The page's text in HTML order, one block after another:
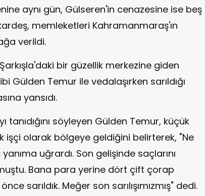
aynı gün, Gülseren'in cenazesine ise beş
memleketleri Kahramanmaraş'ın
verildi.
bir güzellik merkezine giden
Gülden Temur ile vedalaşırken sarıldığı
yansıdı.
tanıdığını söyleyen Gülden Temur, küçük
işçi olarak bölgeye geldiğini belirterek, "Ne
uğrardı. Son gelişinde saçlarını
Bana para yerine dört çift çorap
sarıldık. Meğer son sarılışımızmış" dedi.